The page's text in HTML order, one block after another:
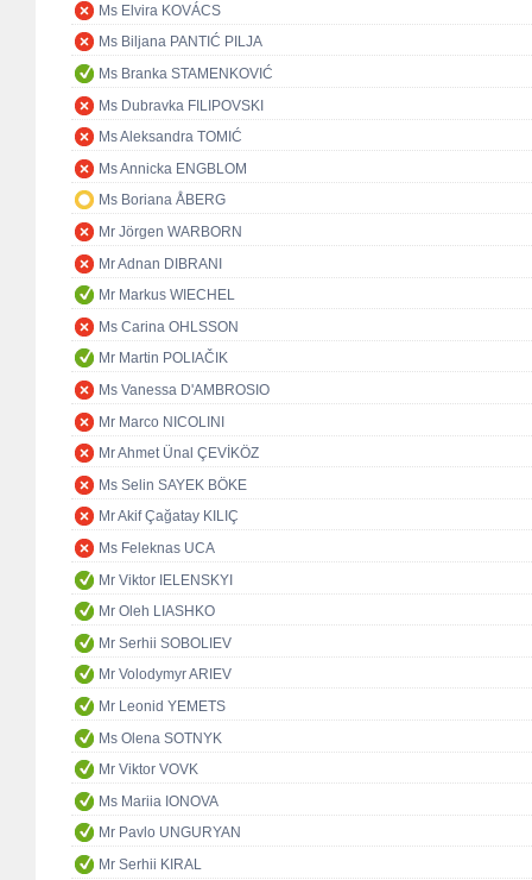
Ms Elvira KOVÁCS
Ms Biljana PANTIĆ PILJA
Ms Branka STAMENKOVIĆ
Ms Dubravka FILIPOVSKI
Ms Aleksandra TOMIĆ
Ms Annicka ENGBLOM
Ms Boriana ÅBERG
Mr Jörgen WARBORN
Mr Adnan DIBRANI
Mr Markus WIECHEL
Ms Carina OHLSSON
Mr Martin POLIAČIK
Ms Vanessa D'AMBROSIO
Mr Marco NICOLINI
Mr Ahmet Ünal ÇEVİKÖZ
Ms Selin SAYEK BÖKE
Mr Akif Çağatay KILIÇ
Ms Feleknas UCA
Mr Viktor IELENSKYI
Mr Oleh LIASHKO
Mr Serhii SOBOLIEV
Mr Volodymyr ARIEV
Mr Leonid YEMETS
Ms Olena SOTNYK
Mr Viktor VOVK
Ms Mariia IONOVA
Mr Pavlo UNGURYAN
Mr Serhii KIRAL